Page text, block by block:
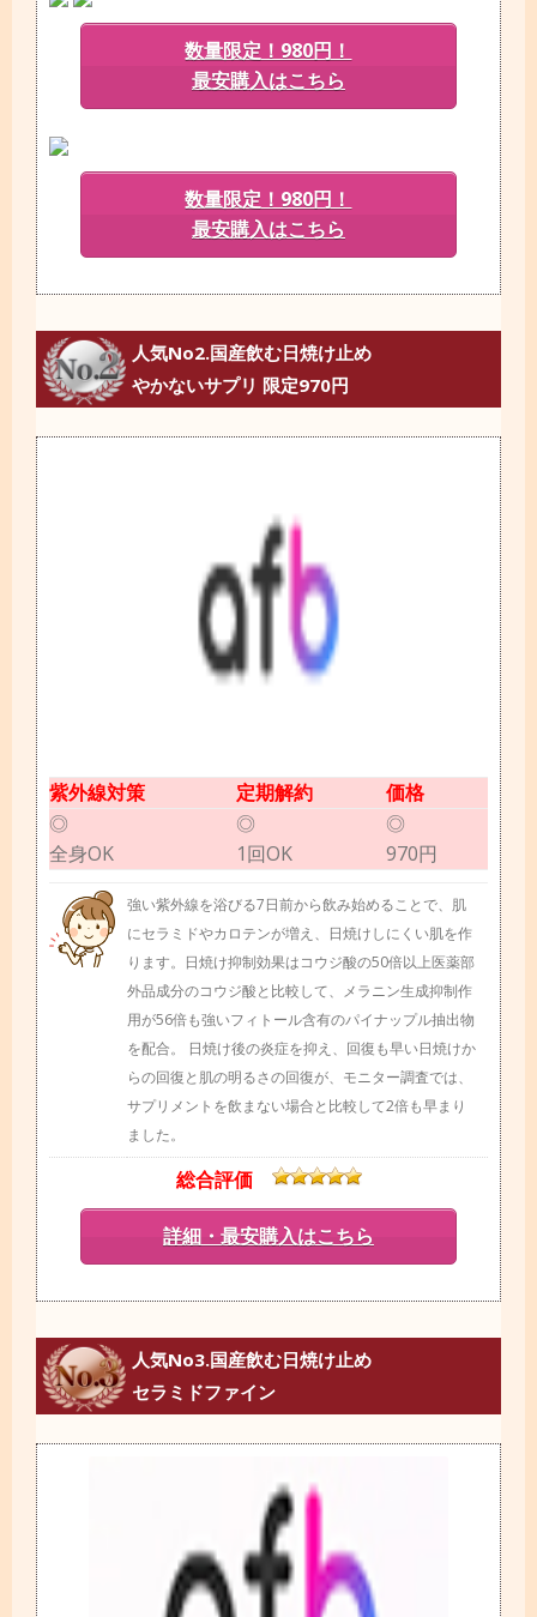
数量限定！980円！
最安購入はこちら
数量限定！980円！
最安購入はこちら
人気No2.国産飲む日焼け止め
やかないサプリ 限定970円
紫外線対策 定期解約
価格
◎
全身OK
◎
1回OK
◎
970円
強い紫外線を浴びる7日前から飲み始めることで、肌
にセラミドやカロテンが増え、日焼けしにくい肌を作
ります。日焼け抑制効果はコウジ酸の50倍以上医薬部
外品成分のコウジ酸と比較して、メラニン生成抑制作
用が56倍も強いフィトール含有のパイナップル抽出物
を配合。 日焼け後の炎症を抑え、回復も早い日焼けか
らの回復と肌の明るさの回復が、モニター調査では、
サプリメントを飲まない場合と比較して2倍も早まり
ました。
総合評価
詳細・最安購入はこちら
人気No3.国産飲む日焼け止め
セラミドファイン